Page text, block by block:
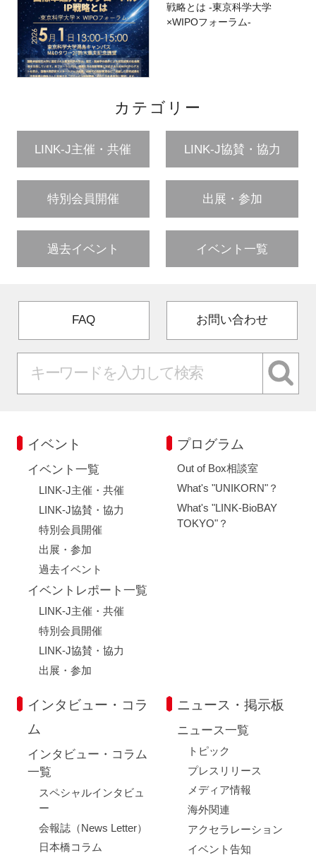
戦略とは -東京科学大学
×WIPOフォーラム-
カテゴリー
LINK-J主催・共催 LINK-J協賛・協力
特別会員開催 出展・参加
過去イベント イベント一覧
FAQ お問い合わせ
イベント
イベント一覧
LINK-J主催・共催
LINK-J協賛・協力
特別会員開催
出展・参加
過去イベント
イベントレポート一覧
LINK-J主催・共催
特別会員開催
LINK-J協賛・協力
出展・参加
プログラム
Out of Box相談室
What's "UNIKORN"？
What's "LINK-BioBAY
TOKYO"？
インタビュー・コラ
ム
インタビュー・コラム
一覧
スペシャルインタビュ
ー
会報誌（News Letter）
日本橋コラム
ニュース・掲示板
ニュース一覧
トピック
プレスリリース
メディア情報
海外関連
アクセラレーション
イベント告知